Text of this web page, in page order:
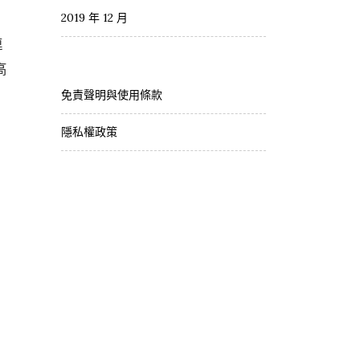
2019 年 12 月
免責聲明與使用條款
隱私權政策